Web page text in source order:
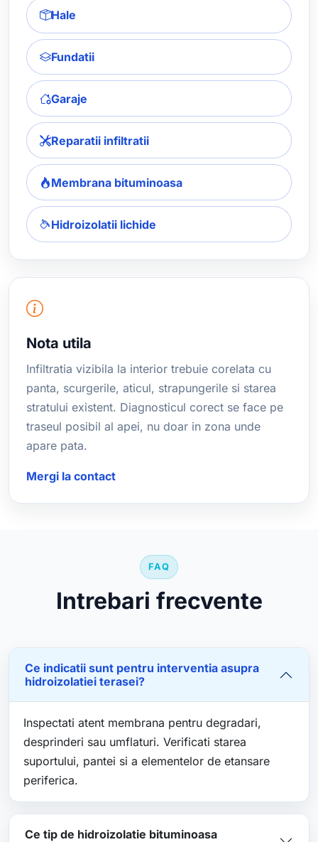
Hale
Fundatii
Garaje
Reparatii infiltratii
Membrana bituminoasa
Hidroizolatii lichide
Nota utila
Infiltratia vizibila la interior trebuie corelata cu
panta, scurgerile, aticul, strapungerile si starea
stratului existent. Diagnosticul corect se face pe
traseul posibil al apei, nu doar in zona unde
apare pata.
Mergi la contact
FAQ
Intrebari frecvente
Ce indicatii sunt pentru interventia asupra
hidroizolatiei terasei?
Inspectati atent membrana pentru degradari,
desprinderi sau umflaturi. Verificati starea
suportului, pantei si a elementelor de etansare
periferica.
Ce tip de hidroizolatie bituminoasa